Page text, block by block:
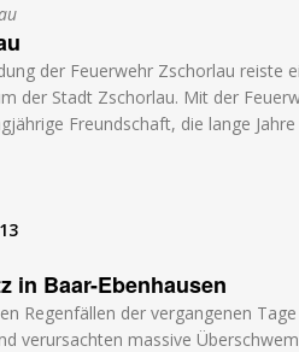
der Feuerwehr Zschorlau reiste
der Stadt Zschorlau. Mit der
Freundschaft, die lange
in Baar-Ebenhausen
Regenfällen der vergangenen
verursachten massive